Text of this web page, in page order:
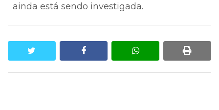
ainda está sendo investigada.
facebook whatsapp print